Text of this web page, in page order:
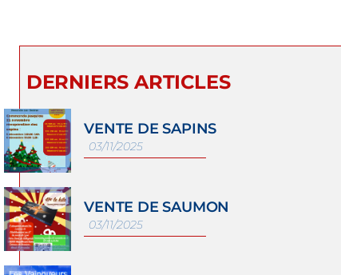
DERNIERS ARTICLES
VENTE DE SAPINS
03/11/2025
VENTE DE SAUMON
03/11/2025